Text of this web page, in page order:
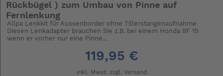
Rückbügel ) zum Umbau von Pinne auf
Fernlenkung
Allpa Lenkkit für Aussenborder ohne Tillerstangenaufnahme
Diesen Lenkadapter brauchen Sie z.B. bei einem Honda BF 15
wenn er vorher nur eine Pinne...
119,95 €
inkl. Mwst. zzgl. Versand